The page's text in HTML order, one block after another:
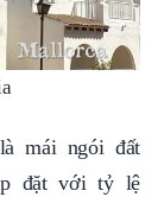
mái ngói đất
đặt với tỷ lệ